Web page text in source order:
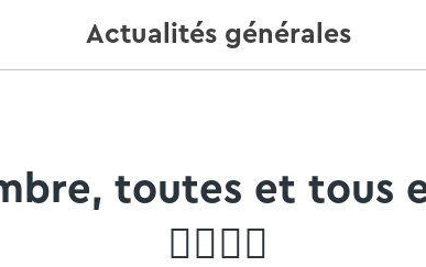
Actualités générales
toutes et tous
✊🏽✊🏿